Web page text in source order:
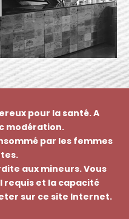
pour la santé. A
modération.
par les femmes
aux mineurs. Vous
requis et la capacité
sur ce site Internet.